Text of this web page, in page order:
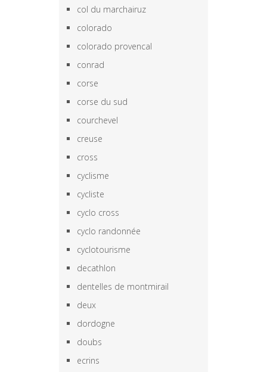
col du marchairuz
colorado
colorado provencal
conrad
corse
corse du sud
courchevel
creuse
cross
cyclisme
cycliste
cyclo cross
cyclo randonnée
cyclotourisme
decathlon
dentelles de montmirail
deux
dordogne
doubs
ecrins